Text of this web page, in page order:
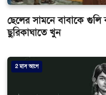
ছেলের সামনে বাবাকে
ছুরিকাঘাতে খুন
2 মাস আগে